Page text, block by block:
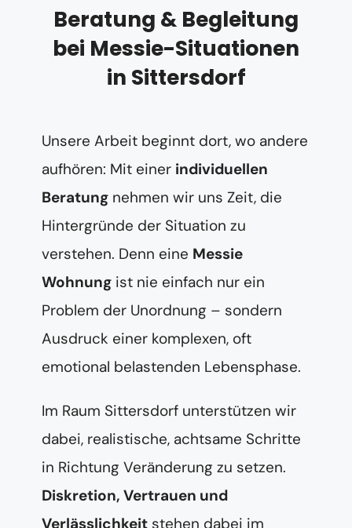
Beratung & Begleitung
bei Messie-Situationen
in Sittersdorf
Unsere Arbeit beginnt dort, wo andere
aufhören: Mit einer individuellen
Beratung nehmen wir uns Zeit, die
Hintergründe der Situation zu
verstehen. Denn eine Messie
Wohnung ist nie einfach nur ein
Problem der Unordnung – sondern
Ausdruck einer komplexen, oft
emotional belastenden Lebensphase.
Im Raum Sittersdorf unterstützen wir
dabei, realistische, achtsame Schritte
in Richtung Veränderung zu setzen.
Diskretion, Vertrauen und
Verlässlichkeit stehen dabei im